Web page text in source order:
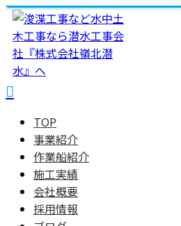
TOP
事業紹介
作業船紹介
施工実績
会社概要
採用情報